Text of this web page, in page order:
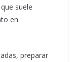
suele
en
preparar